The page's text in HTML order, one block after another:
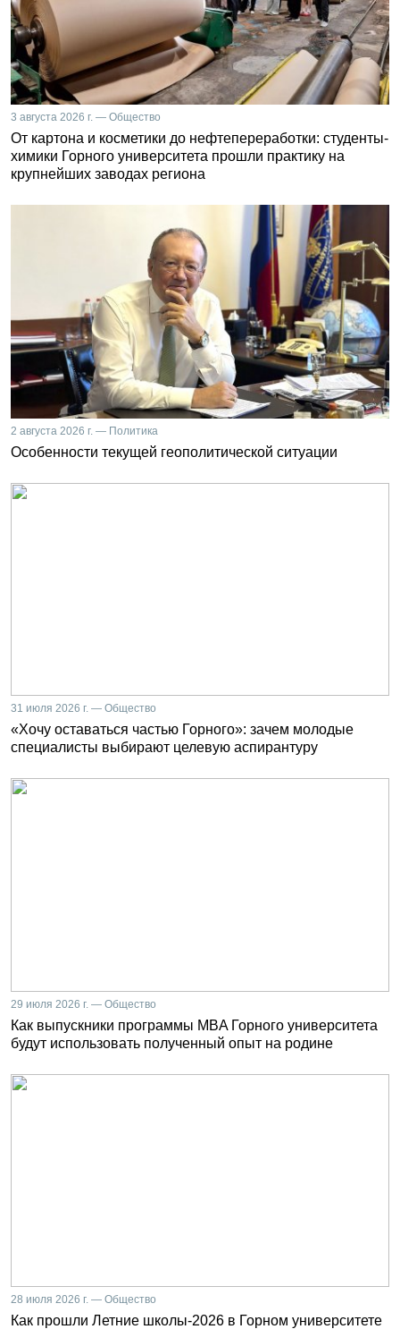
3 августа 2026 г. — Общество
От картона и косметики до нефтепереработки: студенты-
химики Горного университета прошли практику на
крупнейших заводах региона
2 августа 2026 г. — Политика
Особенности текущей геополитической ситуации
31 июля 2026 г. — Общество
«Хочу оставаться частью Горного»: зачем молодые
специалисты выбирают целевую аспирантуру
29 июля 2026 г. — Общество
Как выпускники программы MBA Горного университета
будут использовать полученный опыт на родине
28 июля 2026 г. — Общество
Как прошли Летние школы-2026 в Горном университете